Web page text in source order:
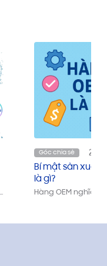
Góc chia sẻ
26/
Bí mật sản xuất
là gì?
Hàng OEM nghĩa